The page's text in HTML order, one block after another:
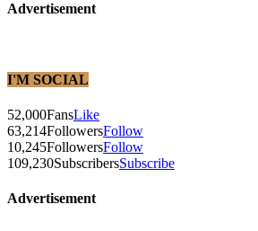
Advertisement
I'M SOCIAL
52,000FansLike
63,214FollowersFollow
10,245FollowersFollow
109,230SubscribersSubscribe
Advertisement